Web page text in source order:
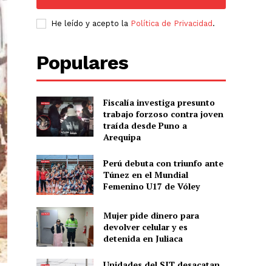
He leído y acepto la Política de Privacidad .
Populares
Fiscalía investiga presunto
trabajo forzoso contra joven
traída desde Puno a
Arequipa
Perú debuta con triunfo ante
Túnez en el Mundial
Femenino U17 de Vóley
Mujer pide dinero para
devolver celular y es
detenida en Juliaca